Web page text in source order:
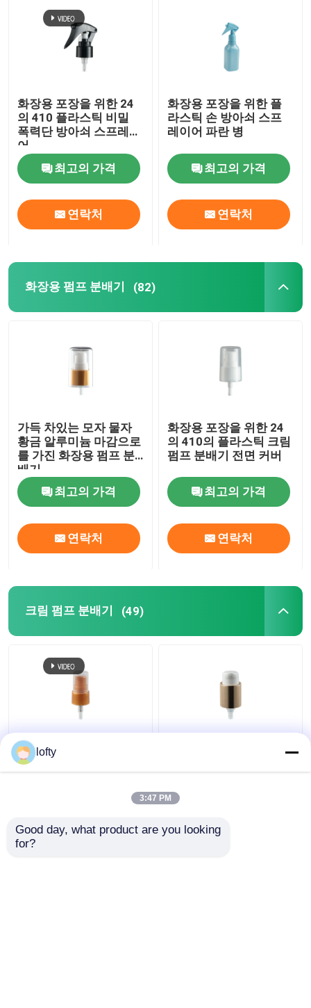
화장용 포장을 위한 24
의 410 플라스틱 비밀
폭력단 방아쇠 스프레이
어
최고의 가격
연락처
화장용 포장을 위한 플
라스틱 손 방아쇠 스프
레이어 파란 병
최고의 가격
연락처
화장용 펌프 분배기 (82)
가득 차있는 모자 물자
황금 알루미늄 마감으로
를 가진 화장용 펌프 분
배기
최고의 가격
연락처
화장용 포장을 위한 24
의 410의 플라스틱 크림
펌프 분배기 전면 커버
최고의 가격
연락처
크림 펌프 분배기 (49)
관례 어떤 색깔 펌프 분
배기 정상, 플라스틱 PP
알루미늄 마감 플라스틱
PP
lofty
3:47 PM
Good day, what product are you looking
for?